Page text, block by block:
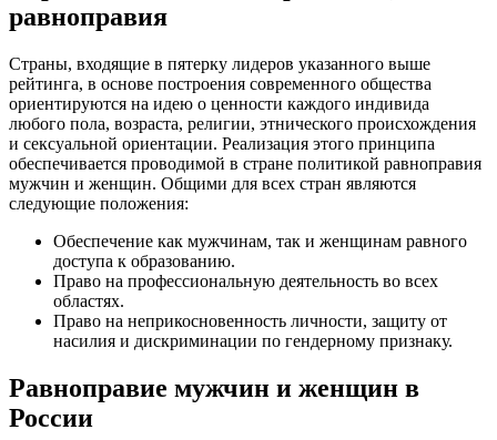
равноправия
Страны, входящие в пятерку лидеров указанного выше
рейтинга, в основе построения современного общества
ориентируются на идею о ценности каждого индивида
любого пола, возраста, религии, этнического происхождения
и сексуальной ориентации. Реализация этого принципа
обеспечивается проводимой в стране политикой равноправия
мужчин и женщин. Общими для всех стран являются
следующие положения:
Обеспечение как мужчинам, так и женщинам равного
доступа к образованию.
Право на профессиональную деятельность во всех
областях.
Право на неприкосновенность личности, защиту от
насилия и дискриминации по гендерному признаку.
Равноправие мужчин и женщин в
России